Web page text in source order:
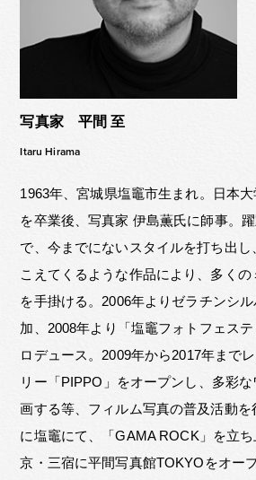
写真家 平間 至
Itaru Hirama
1963年、宮城県塩竈市生まれ。日本
を卒業後、写真家 伊島薫氏に師事。
で、今までにないスタイルを打ち出し
こえてくるような作品により、多く
を手掛ける。2006年よりゼラチンシ
加、2008年より「塩竈フォトフェス
ロデュース。2009年から2017年まで
リー「PIPPO」をオープンし、多彩
画する等、フィルム写真の普及活動を
に塩竈にて、「GAMA ROCK」を立
京・三宿に平間写真館TOKYOをオープ